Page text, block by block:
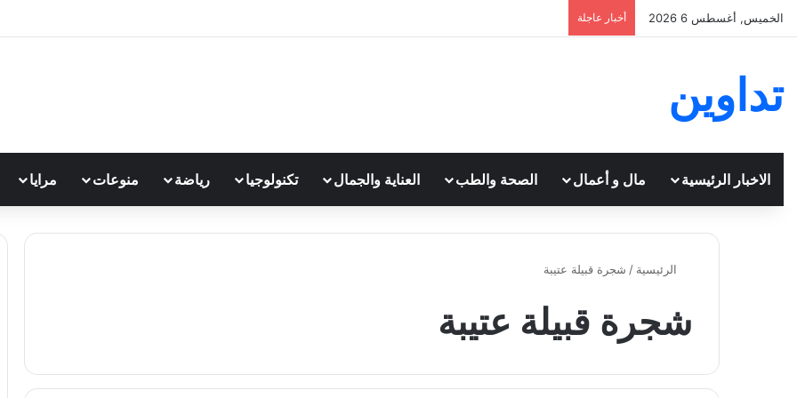
الخميس, أغسطس 6 2026 أخبار عاجلة
تداوين
الاخبار الرئيسية مال و أعمال الصحة والطب العناية والجمال تكنولوجيا رياضة منوعات مرايا
الرئيسية / شجرة قبيلة عتيبة
شجرة قبيلة عتيبة